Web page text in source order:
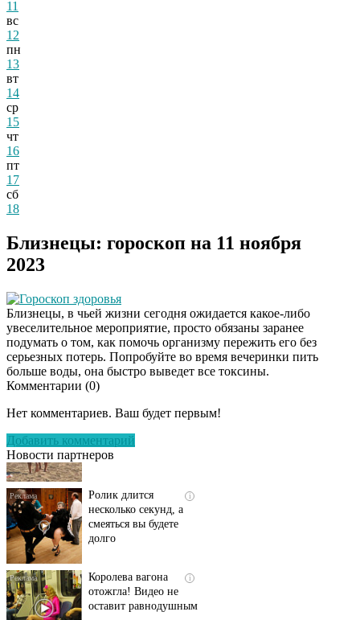
11
вс
12
пн
13
вт
14
ср
15
чт
16
пт
17
сб
18
Близнецы: гороскоп на 11 ноября
2023
Гороскоп здоровья
Близнецы, в чьей жизни сегодня ожидается какое-либо
увеселительное мероприятие, просто обязаны заранее
подумать о том, как помочь организму пережить его без
серьезных потерь. Попробуйте во время вечеринки пить
больше воды, она быстро выведет все токсины.
Комментарии (0)
Нет комментариев. Ваш будет первым!
Добавить комментарий
Новости партнеров
Скрытая камера на
пляже Крыма: Что
люди вытворяют, когда
их не видят...
несколько секунд, а
смеяться вы будете
отожгла! Видео не
оставит равнодушным